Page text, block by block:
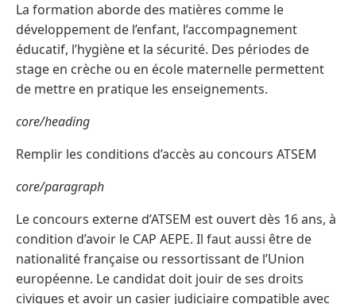
La formation aborde des matières comme le
développement de l’enfant, l’accompagnement
éducatif, l’hygiène et la sécurité. Des périodes de
stage en crèche ou en école maternelle permettent
de mettre en pratique les enseignements.
core/heading
Remplir les conditions d’accès au concours ATSEM
core/paragraph
Le concours externe d’ATSEM est ouvert dès 16 ans, à
condition d’avoir le CAP AEPE. Il faut aussi être de
nationalité française ou ressortissant de l’Union
européenne. Le candidat doit jouir de ses droits
civiques et avoir un casier judiciaire compatible avec